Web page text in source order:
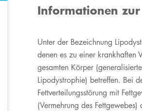
Informationen
Unter der Bezeichnung
denen es zu einer krankhaften
gesamten Körper
Lipodystrophie) betreffen. Bei
Fettverteilungsstörung mit
(Vermehrung des